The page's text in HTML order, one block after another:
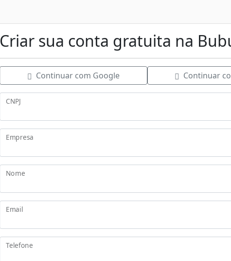
Criar sua conta gratuita na
Continuar com Google Continuar
CNPJ
Empresa
Nome
Email
Telefone